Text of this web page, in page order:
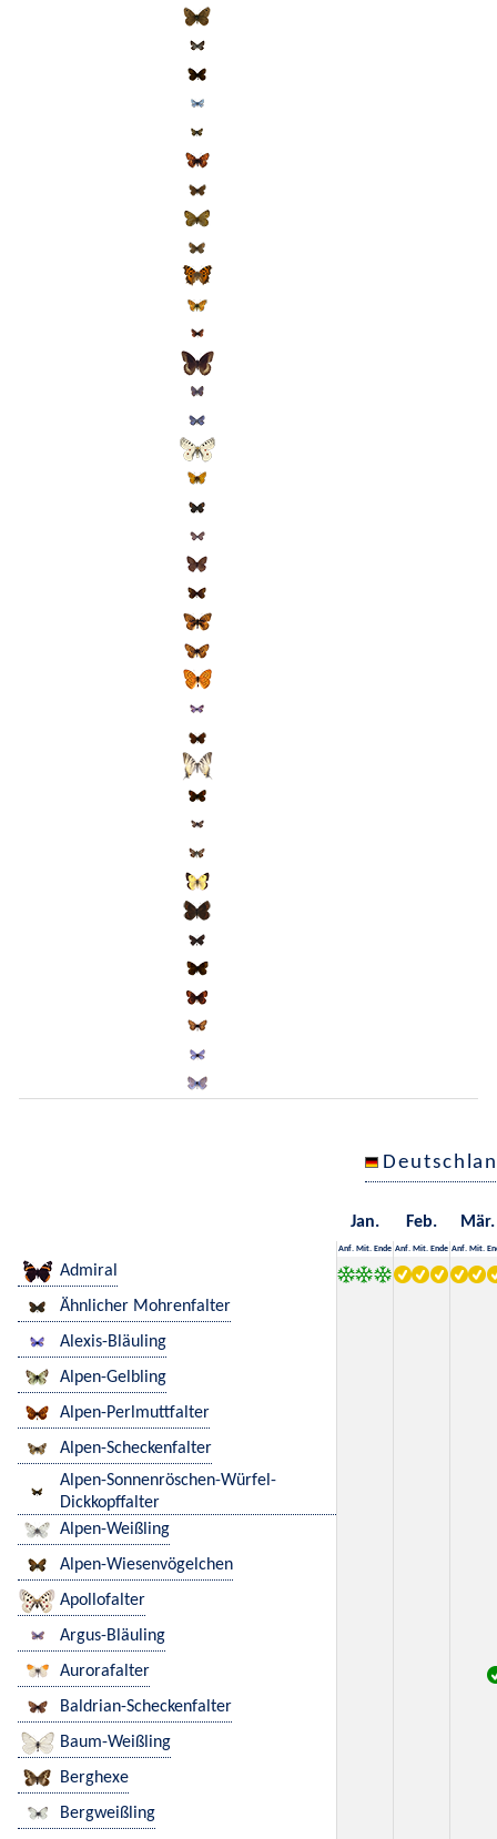
Jan. Feb. Mär.
Anf. Mit. Ende Anf. Mit. Ende Anf. Mit.
Admiral
Ähnlicher Mohrenfalter
Alexis-Bläuling
Alpen-Gelbling
Alpen-Perlmuttfalter
Alpen-Scheckenfalter
Alpen-Sonnenröschen-Würfel-
Dickkopffalter
Alpen-Weißling
Alpen-Wiesenvögelchen
Apollofalter
Argus-Bläuling
Aurorafalter
Baldrian-Scheckenfalter
Baum-Weißling
Berghexe
Bergweißling